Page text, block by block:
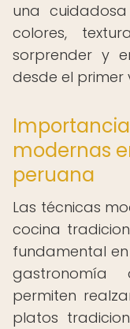
una
colores,
sorprender y
desde el primer
modernas
peruana
Las técnicas
cocina
fundamental
gastronomía
permiten
platos